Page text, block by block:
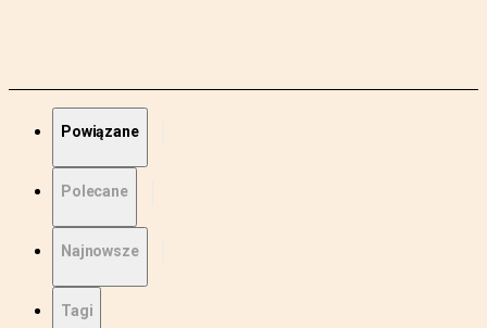
Powiązane
Polecane
Najnowsze
Tagi